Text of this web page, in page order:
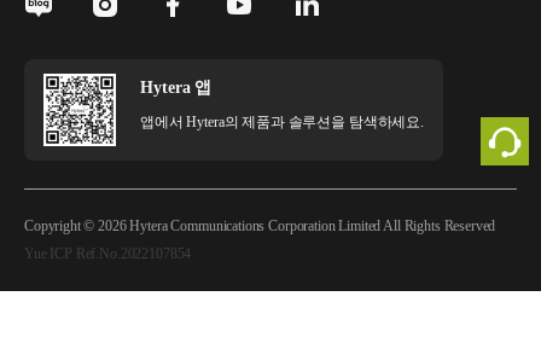
Hytera 앱
앱에서 Hytera의 제품과 솔루션을 탐색하세요.
Copyright © 2026 Hytera Communications Corporation Limited All Rights Reserved
Yue ICP Ref.No.2022107854